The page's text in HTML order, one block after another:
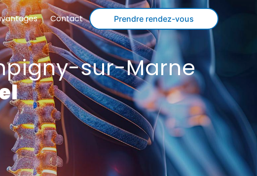
Contact Prendre rendez-vous
sur-Marne